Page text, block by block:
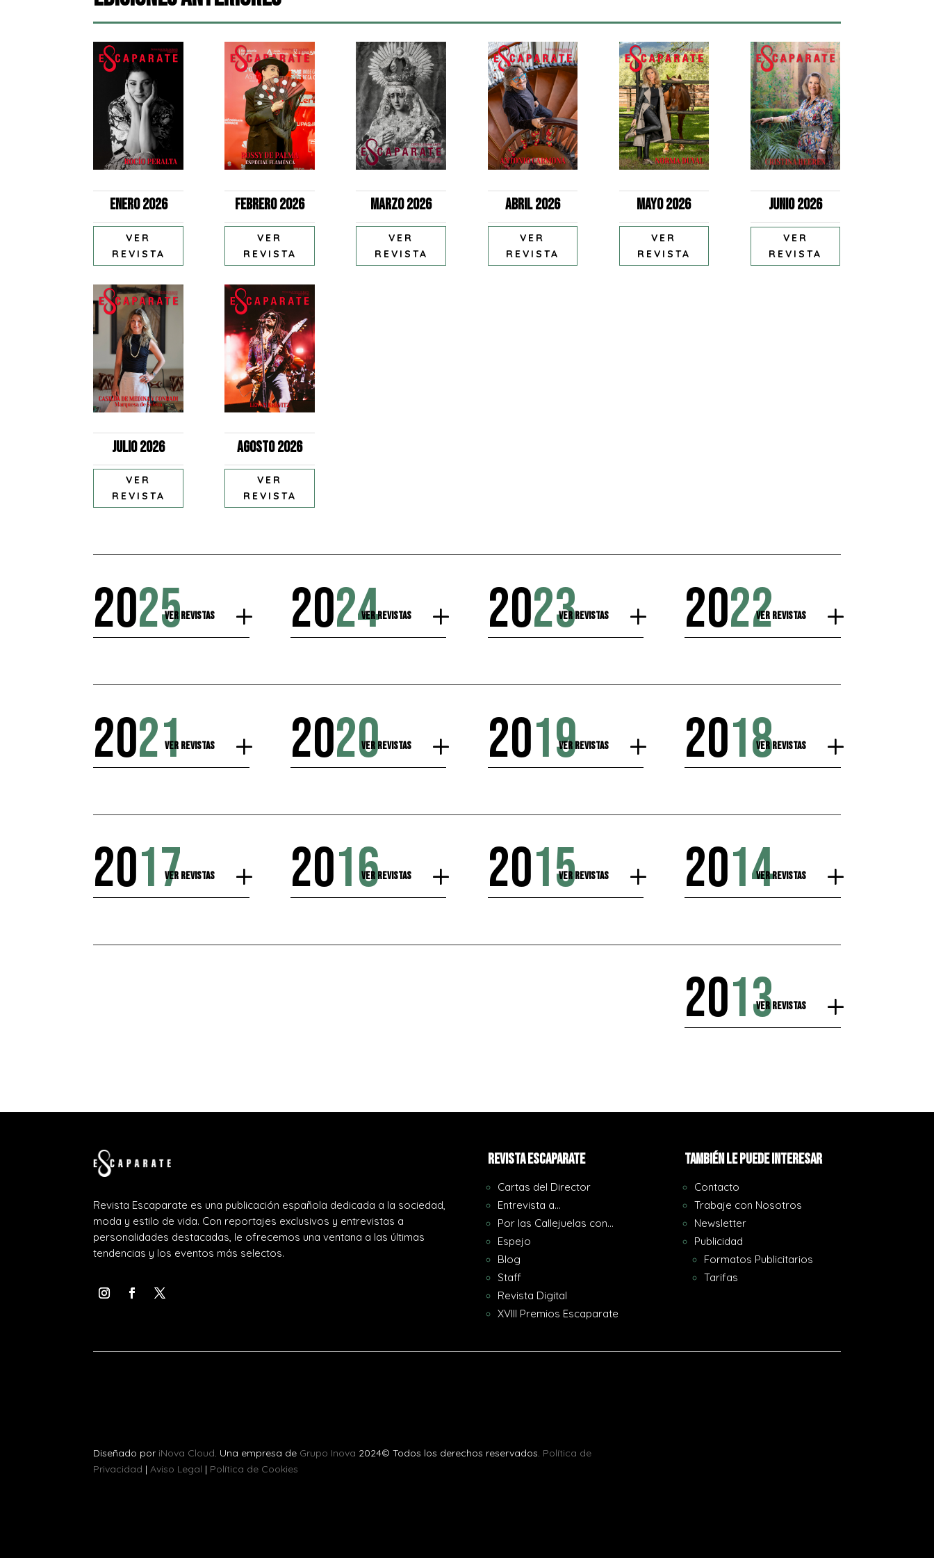
Enero 2026
VER
REVISTA
Febrero 2026
VER
REVISTA
Marzo 2026
VER
REVISTA
Abril 2026
VER
REVISTA
Mayo 2026
VER
REVISTA
Junio 2026
VER
REVISTA
Julio 2026
VER
REVISTA
Agosto 2026
VER
REVISTA
2025Ver Revistas 2024Ver Revistas 2023Ver Revistas 2022Ver Revistas
2021Ver Revistas 2020Ver Revistas 2019Ver Revistas 2018Ver Revistas
2017Ver Revistas 2016Ver Revistas 2015Ver Revistas 2014Ver Revistas
2013Ver Revistas
Revista Escaparate es una publicación española dedicada a la sociedad,
moda y estilo de vida. Con reportajes exclusivos y entrevistas a
personalidades destacadas, le ofrecemos una ventana a las últimas
tendencias y los eventos más selectos.
REVISTA ESCAPARATE
Cartas del Director
Entrevista a…
Por las Callejuelas con…
Espejo
Blog
Staff
Revista Digital
XVIII Premios Escaparate
También le puede interesar
Contacto
Trabaje con Nosotros
Newsletter
Publicidad
Formatos Publicitarios
Tarifas
Diseñado por iNova Cloud. Una empresa de Grupo Inova 2024© Todos los derechos reservados. Política de
Privacidad |Aviso Legal | Política de Cookies